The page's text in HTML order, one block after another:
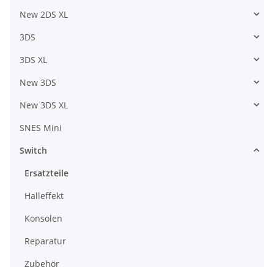
New 2DS XL
3DS
3DS XL
New 3DS
New 3DS XL
SNES Mini
Switch
Ersatzteile
Halleffekt
Konsolen
Reparatur
Zubehör